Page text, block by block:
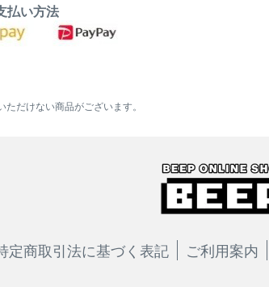
払い方法
ただけない商品がございます。
定商取引法に基づく表記 ご利用案内